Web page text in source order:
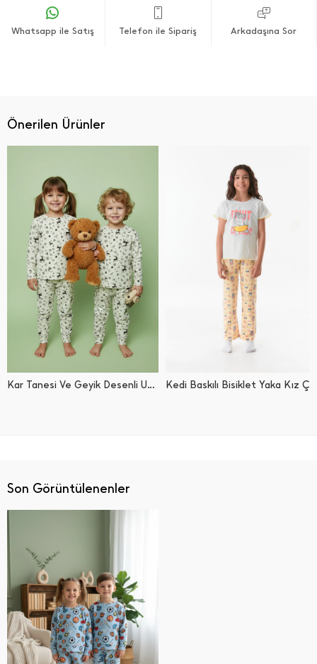
Whatsapp ile Satış Telefon ile Sipariş Arkadaşına Sor
Önerilen Ürünler
Kar Tanesi Ve Geyik Desenli Unisex Çocuk Pijama Takımı
Son Görüntülenenler